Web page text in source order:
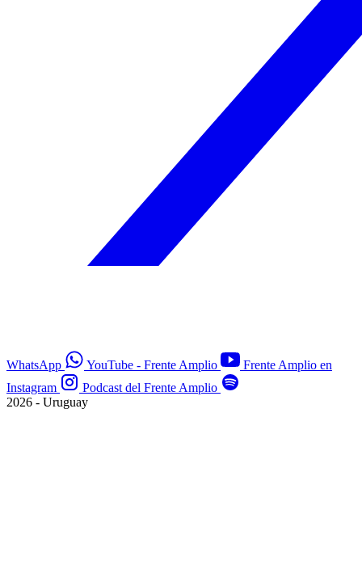
WhatsApp YouTube - Frente Amplio
Frente Amplio en
Instagram
Podcast del Frente Amplio
2026 - Uruguay